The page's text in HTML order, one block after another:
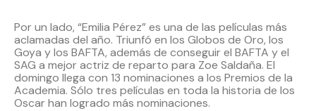
Por un lado, “Emilia Pérez” es una de las películas más
aclamadas del año. Triunfó en los Globos de Oro, los
Goya y los BAFTA, además de conseguir el BAFTA y el
SAG a mejor actriz de reparto para Zoe Saldaña. El
domingo llega con 13 nominaciones a los Premios de la
Academia. Sólo tres películas en toda la historia de los
Oscar han logrado más nominaciones.